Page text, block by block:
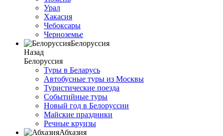
Урал
Хакасия
Чебоксары
Черноземье
Белоруссия
Назад
Белоруссия
Туры в Беларусь
Автобусные туры из Москвы
Туристические поезда
Событийные туры
Новый год в Белоруссии
Майские праздники
Речные круизы
Абхазия